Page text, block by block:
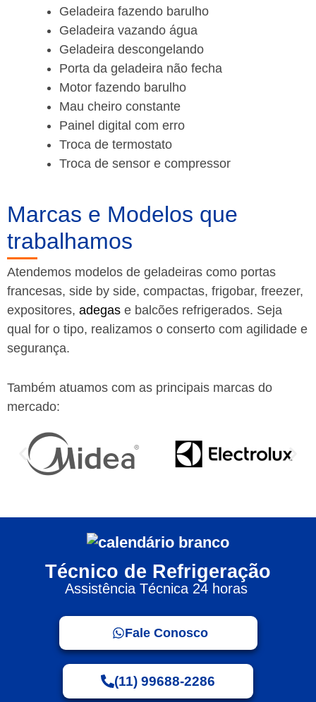
Geladeira fazendo barulho
Geladeira vazando água
Geladeira descongelando
Porta da geladeira não fecha
Motor fazendo barulho
Mau cheiro constante
Painel digital com erro
Troca de termostato
Troca de sensor e compressor
Marcas e Modelos que
trabalhamos
Atendemos modelos de geladeiras como portas
francesas, side by side, compactas, frigobar, freezer,
expositores, adegas e balcões refrigerados. Seja
qual for o tipo, realizamos o conserto com agilidade e
segurança.
Também atuamos com as principais marcas do
mercado:
Técnico de Refrigeração
Assistência Técnica 24 horas
Fale Conosco
(11) 99688-2286